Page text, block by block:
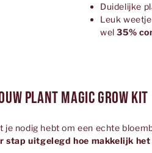
Duidelijke
Leuk
wel35%
Plant Magic Grow Kit
nodig hebt om een echte
stap uitgelegd hoe makkelijk het